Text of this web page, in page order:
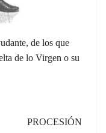
de los que
de lo Virgen o su
PROCESIÓN